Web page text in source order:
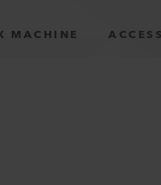
MACHINE